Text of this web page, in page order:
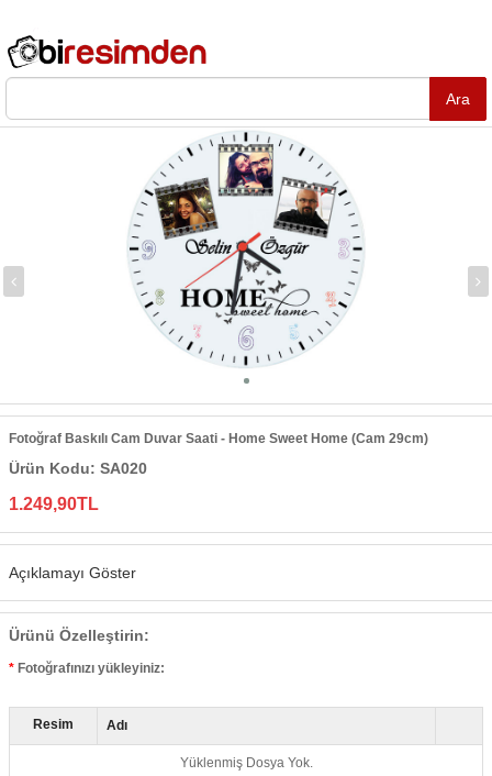
Fotoğraf Baskılı Cam Duvar Saati - Home Sweet Home (Cam 29cm)
Ürün Kodu: SA020
1.249,90TL
Açıklamayı Göster
Ürünü Özelleştirin:
Fotoğrafınızı yükleyiniz:
Resim Adı
Yüklenmiş Dosya Yok.